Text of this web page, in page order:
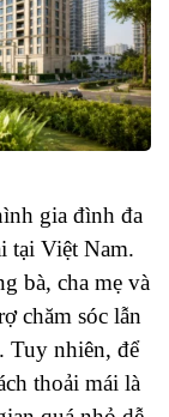
gia đình đa
tại Việt Nam.
bà, cha mẹ và
chăm sóc lẫn
Tuy nhiên, để
thoải mái là